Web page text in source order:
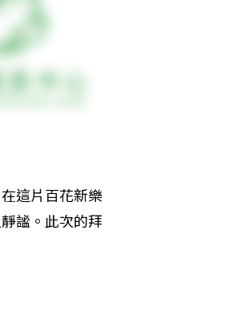
這片百花新樂
謐。此次的拜